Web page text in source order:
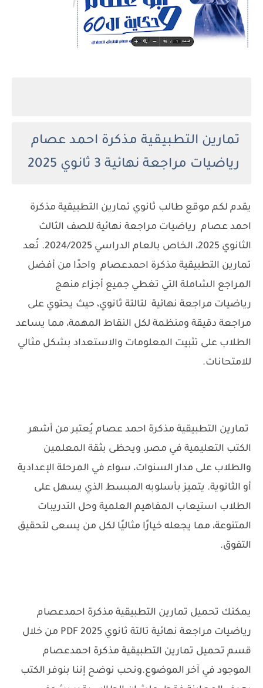
تمارين التطبيقية مذكرة احمد عصام
رياضيات مراجعة نهائية 3 ثانوي 2025
يقدم لكم موقع طالب ثانوي تمارين التطبيقية مذكرة
احمد عصام رياضيات مراجعة نهائية للصف الثالث
الثانوي 2025، الخاص بالعام الدراسي 2024/2025. تُعد
تمارين التطبيقية مذكرة احمدعصام واحدًا من أفضل
المراجع الشاملة التي تغطي جميع أجزاء منهج
رياضيات مراجعة نهائية لتالتة ثانوي، حيث يحتوي على
مراجعة دقيقة ومنظمة لكل النقاط المهمة، مما يساعد
الطلاب على تثبيت المعلومات والاستعداد بشكل مثالي
للامتحانات.
تمارين التطبيقية مذكرة احمد عصام يُعتبر من أشهر
الكتب التعليمية في مصر، ويحظى بثقة المعلمين
والطلاب على مدار السنوات، سواء في المرحلة الإعدادية
أو الثانوية. يتميز بأسلوبه المبسط الذي يسهل على
الطلاب استيعاب المفاهيم العلمية وحل التدريبات
المتنوعة، مما يجعله خيارًا مثاليًا لكل من يسعى لتحقيق
التفوق.
يمكنك تحميل تمارين التطبيقية مذكرة احمدعصام
رياضيات مراجعة نهائية تالتة ثانوي 2025 PDF من خلال
قسم تحميل تمارين التطبيقية مذكرة احمدعصام
الموجود في آخر الموضوع.ونحب نوضح إننا بنوفر الكتب